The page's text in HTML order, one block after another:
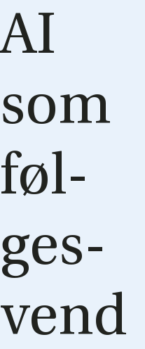
AI
som
føl­
ge­s­
vend